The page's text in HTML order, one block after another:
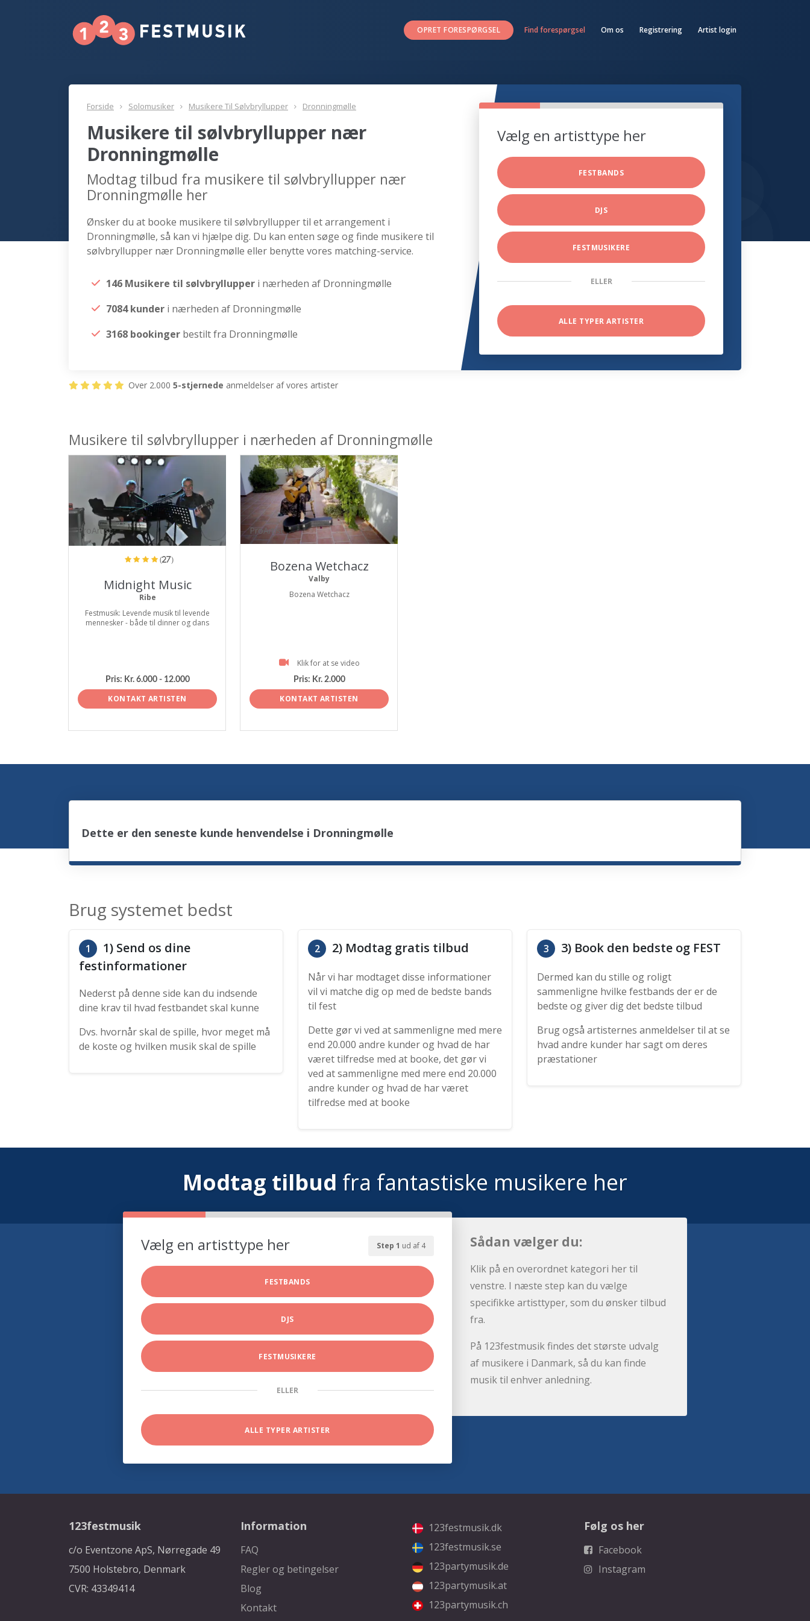
OPRET FORESPØRGSEL Find forespørgsel Om os Registrering Artist login
Forside Solomusiker Musikere Til Sølvbryllupper Dronningmølle
Musikere til sølvbryllupper nær
Dronningmølle
Modtag tilbud fra musikere til sølvbryllupper nær
Dronningmølle her
Ønsker du at booke musikere til sølvbryllupper til et arrangement i
Dronningmølle, så kan vi hjælpe dig. Du kan enten søge og finde musikere til
sølvbryllupper nær Dronningmølle eller benytte vores matching-service.
146 Musikere til sølvbryllupper i nærheden af Dronningmølle
7084 kunder i nærheden af Dronningmølle
3168 bookinger bestilt fra Dronningmølle
Vælg en artisttype her
FESTBANDS
DJS
FESTMUSIKERE
ELLER
ALLE TYPER ARTISTER
Over 2.000 5-stjernede anmeldelser af vores artister
Musikere til sølvbryllupper i nærheden af Dronningmølle
ProArtist
(27)
Midnight Music
Ribe
Festmusik: Levende musik til levende
mennesker - både til dinner og dans
Pris: Kr. 6.000 - 12.000
KONTAKT ARTISTEN
ProArtist
Bozena Wetchacz
Valby
Bozena Wetchacz
Klik for at se video
Pris: Kr. 2.000
KONTAKT ARTISTEN
Dette er den seneste kunde henvendelse i Dronningmølle
Brug systemet bedst
1
1) Send os dine
festinformationer
Nederst på denne side kan du indsende
dine krav til hvad festbandet skal kunne
Dvs. hvornår skal de spille, hvor meget må
de koste og hvilken musik skal de spille
2 2) Modtag gratis tilbud
Når vi har modtaget disse informationer
vil vi matche dig op med de bedste bands
til fest
Dette gør vi ved at sammenligne med mere
end 20.000 andre kunder og hvad de har
været tilfredse med at booke, det gør vi
ved at sammenligne med mere end 20.000
andre kunder og hvad de har været
tilfredse med at booke
3 3) Book den bedste og FEST
Dermed kan du stille og roligt
sammenligne hvilke festbands der er de
bedste og giver dig det bedste tilbud
Brug også artisternes anmeldelser til at se
hvad andre kunder har sagt om deres
præstationer
Modtag tilbud fra fantastiske musikere her
Step 1 ud af 4
Vælg en artisttype her
FESTBANDS
DJS
FESTMUSIKERE
ELLER
ALLE TYPER ARTISTER
Sådan vælger du:
Klik på en overordnet kategori her til
venstre. I næste step kan du vælge
specifikke artisttyper, som du ønsker tilbud
fra.
På 123festmusik findes det største udvalg
af musikere i Danmark, så du kan finde
musik til enhver anledning.
123festmusik
c/o Eventzone ApS, Nørregade 49
7500 Holstebro, Denmark
CVR: 43349414
Information
FAQ
Regler og betingelser
Blog
Kontakt
123festmusik.dk
123festmusik.se
123partymusik.de
123partymusik.at
123partymusik.ch
Følg os her
Facebook
Instagram